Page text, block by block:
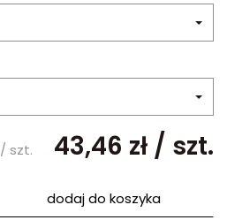
/ szt. 43,46 zł / szt.
dodaj do koszyka